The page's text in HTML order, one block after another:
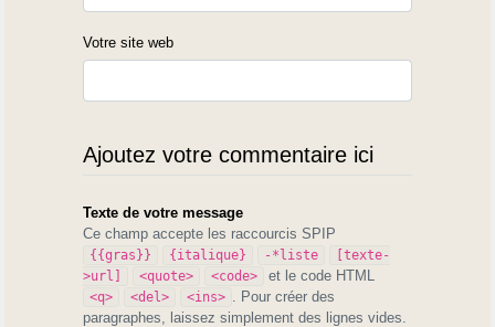
Votre site web
Ajoutez votre commentaire ici
Texte de votre message
Ce champ accepte les raccourcis SPIP
{{gras}} {italique} -*liste
[texte-
>url]
<quote> <code> et le code HTML
<q> <del> <ins>
. Pour créer des
paragraphes, laissez simplement des lignes vides.